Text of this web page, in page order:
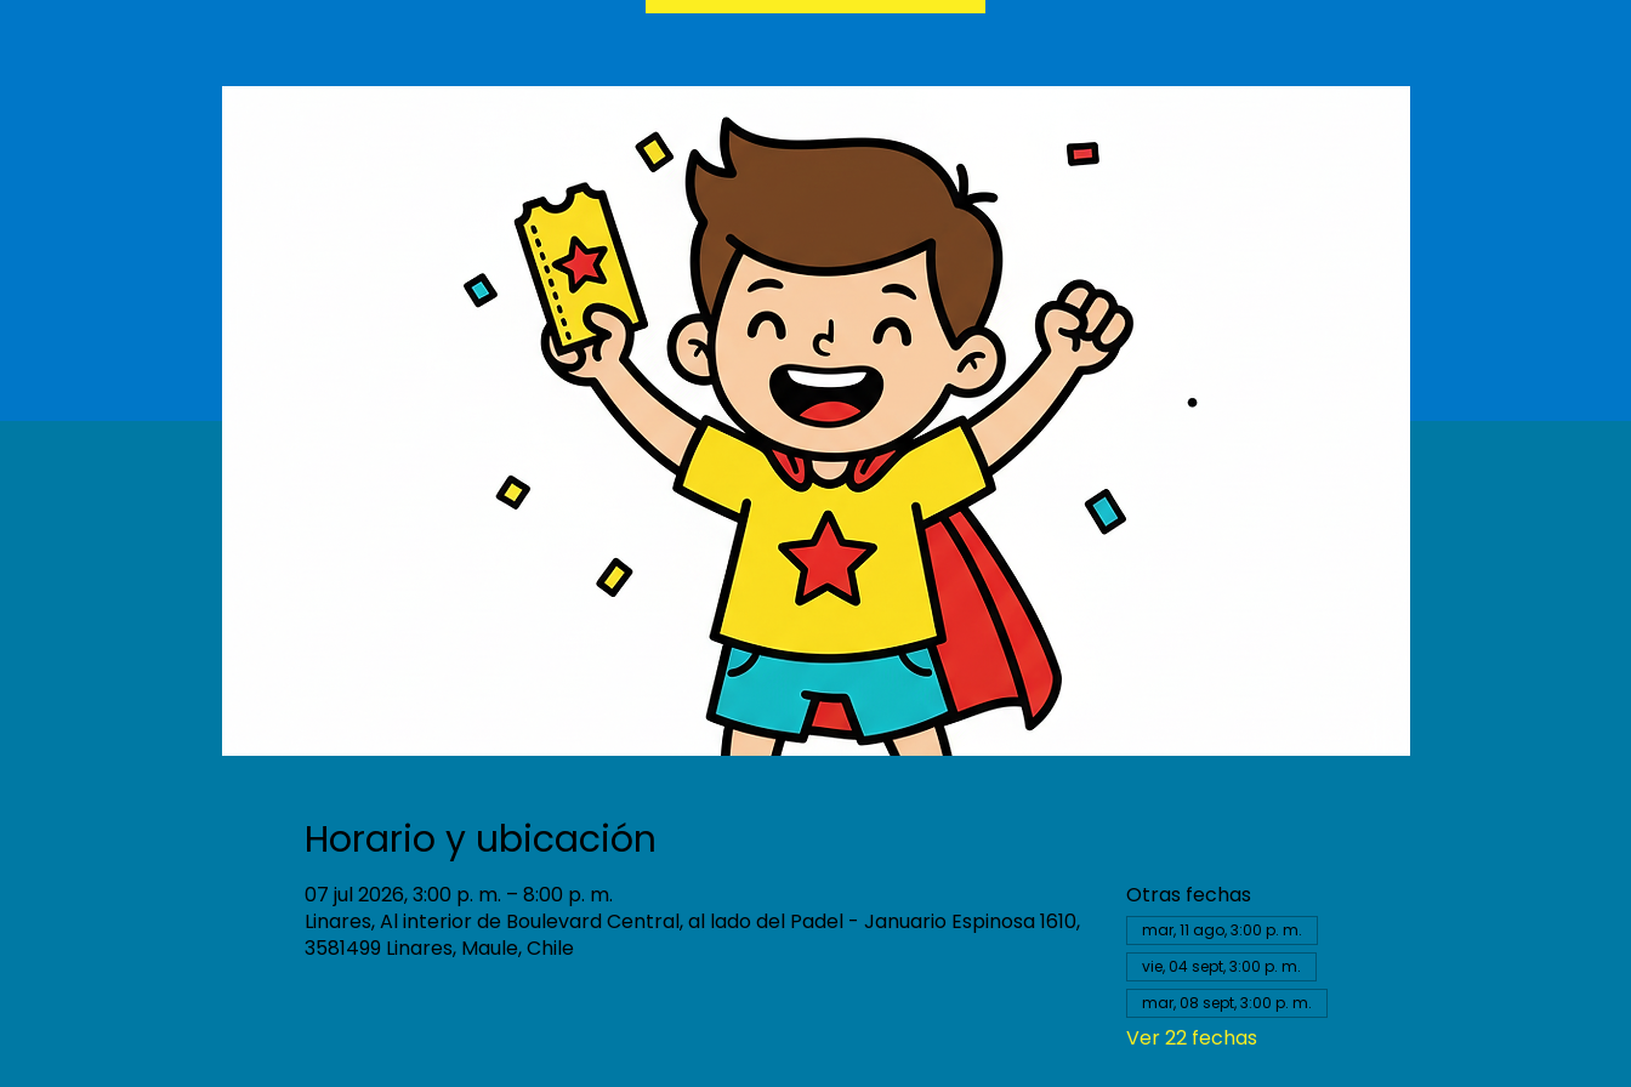
Horario y ubicación
07 jul 2026, 3:00 p. m. – 8:00 p. m.
Linares, Al interior de Boulevard Central, al lado del Padel - Januario Espinosa 1610,
3581499 Linares, Maule, Chile
Otras fechas
mar, 11 ago, 3:00 p. m.
vie, 04 sept, 3:00 p. m.
mar, 08 sept, 3:00 p. m.
Ver 22 fechas